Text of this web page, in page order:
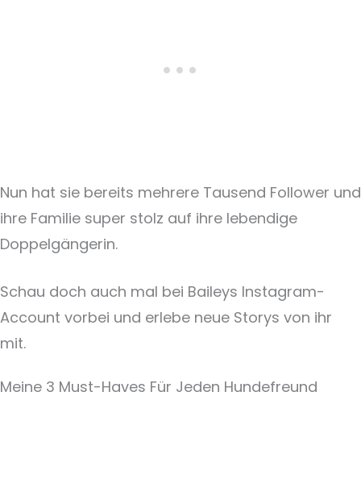
Nun hat sie bereits mehrere Tausend Follower und
ihre Familie super stolz auf ihre lebendige
Doppelgängerin.
Schau doch auch mal bei Baileys Instagram-
Account vorbei und erlebe neue Storys von ihr
mit.
Meine 3 Must-Haves Für Jeden Hundefreund​